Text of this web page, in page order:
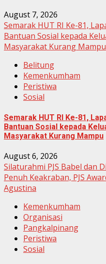
August 7, 2026
Semarak HUT RI Ke-81,
Bantuan Sosial kepada
Masyarakat Kurang Mampu
Belitung
Kemenkumham
Peristiwa
Sosial
Semarak HUT RI Ke-81,
Bantuan Sosial kepada
Masyarakat Kurang Mampu
August 6, 2026
Silaturahmi PJS Babel dan
Penuh Keakraban, PJS
Agustina
Kemenkumham
Organisasi
Pangkalpinang
Peristiwa
Sosial